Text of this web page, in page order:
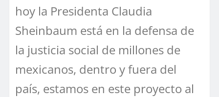
hoy la Presidenta Claudia
Sheinbaum está en la defensa de
la justicia social de millones de
mexicanos, dentro y fuera del
país, estamos en este proyecto al